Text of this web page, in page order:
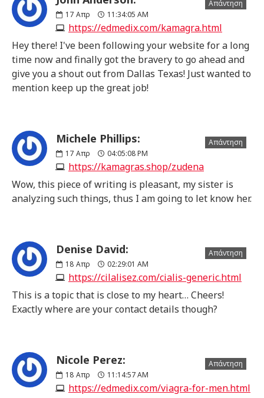
17 Απρ 11:34:05 AM
https://edmedix.com/kamagra.html
Απάντηση
Hey there! I've been following your website for a long
time now and finally got the bravery to go ahead and
give you a shout out from Dallas Texas! Just wanted to
mention keep up the great job!
Michele Phillips:
17 Απρ 04:05:08 PM
https://kamagras.shop/zudena
Απάντηση
Wow, this piece of writing is pleasant, my sister is
analyzing such things, thus I am going to let know her.
Denise David:
18 Απρ 02:29:01 AM
https://cilalisez.com/cialis-generic.html
Απάντηση
This is a topic that is close to my heart… Cheers!
Exactly where are your contact details though?
Nicole Perez:
18 Απρ 11:14:57 AM
https://edmedix.com/viagra-for-men.html
Απάντηση